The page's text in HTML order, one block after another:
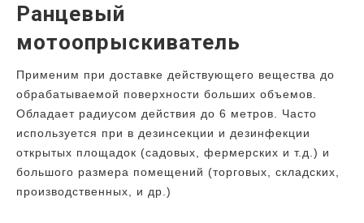
Ранцевый
мотоопрыскиватель
Применим при доставке действующего вещества до
обрабатываемой поверхности больших объемов.
Обладает радиусом действия до 6 метров. Часто
используется при в дезинсекции и дезинфекции
открытых площадок (садовых, фермерских и т.д.) и
большого размера помещений (торговых, складских,
производственных, и др.)